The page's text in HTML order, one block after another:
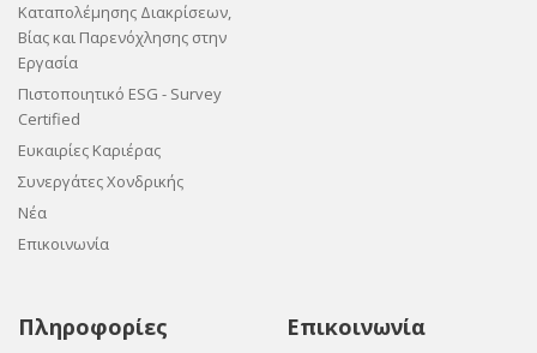
Καταπολέμησης Διακρίσεων,
Βίας και Παρενόχλησης στην
Εργασία
Πιστοποιητικό ESG - Survey
Certified
Ευκαιρίες Καριέρας
Συνεργάτες Χονδρικής
Νέα
Επικοινωνία
Πληροφορίες Επικοινωνία